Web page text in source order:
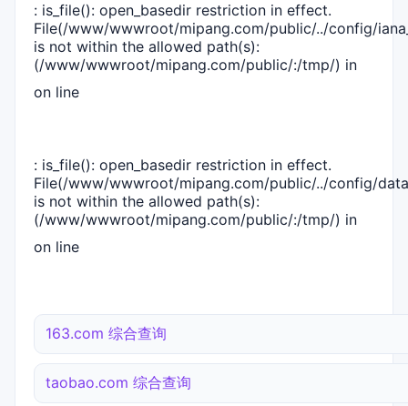
: is_file(): open_basedir restriction in effect.
File(/www/wwwroot/mipang.com/public/../config/
is not within the allowed path(s):
(/www/wwwroot/mipang.com/public/:/tmp/) in
on line
: is_file(): open_basedir restriction in effect.
File(/www/wwwroot/mipang.com/public/../config/
is not within the allowed path(s):
(/www/wwwroot/mipang.com/public/:/tmp/) in
on line
163.com 综合查询
taobao.com 综合查询